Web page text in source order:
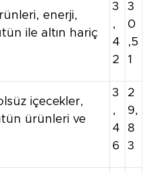
enerji,
ile altın hariç
3
,
4
2
3
0
,5
1
içecekler,
ürünleri ve
3
,
4
6
2
9,
8
3